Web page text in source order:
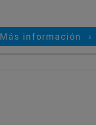
Más información